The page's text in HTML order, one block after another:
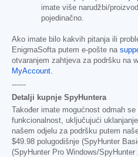
imate više narudžbi/
pojedinačno.
Ako imate bilo kakvih pitanja ili
EnigmaSofta putem e-pošte na
otvaranjem zahtjeva za podršku na
MyAccount.
------
Detalji kupnje SpyHuntera
Također imate mogućnost odmah
funkcionalnost, uključujući
našem odjelu za podršku putem
$49.98 polugodišnje (SpyHunter
(SpyHunter Pro Windows/